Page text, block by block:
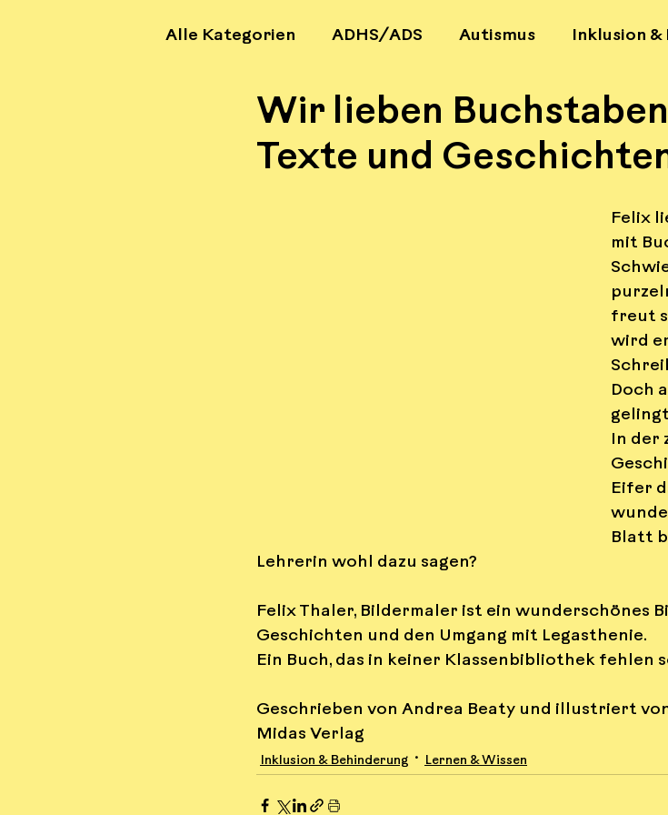
Alle Kategorien ADHS/ADS Autismus Inklusion &
UK - Unterstützte Kommunikation Psychische
Wir lieben
Texte und
Felix
mit
freut
wird
Doch
In der
Eifer
Blatt
Lehrerin wohl dazu sagen?
Felix Thaler, Bildermaler ist ein wunderschönes
Geschichten und den Umgang mit Legasthenie.
Ein Buch, das in keiner Klassenbibliothek fehlen
Geschrieben von Andrea Beaty und illustriert
Midas Verlag
Inklusion & Behinderung Lernen & Wissen